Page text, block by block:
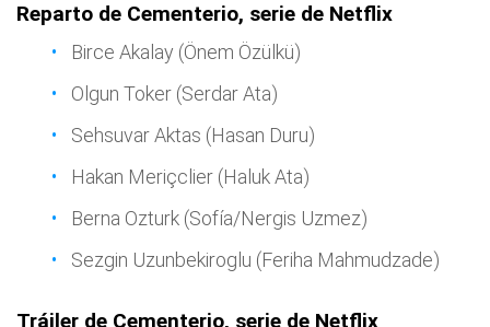
Reparto de Cementerio, serie de Netflix
Birce Akalay (Önem Özülkü)
Olgun Toker (Serdar Ata)
Sehsuvar Aktas (Hasan Duru)
Hakan Meriçclier (Haluk Ata)
Berna Ozturk (Sofía/Nergis Uzmez)
Sezgin Uzunbekiroglu (Feriha Mahmudzade)
Tráiler de Cementerio, serie de Netflix